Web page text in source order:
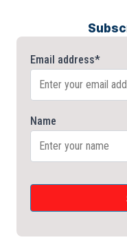
Email address*
Name